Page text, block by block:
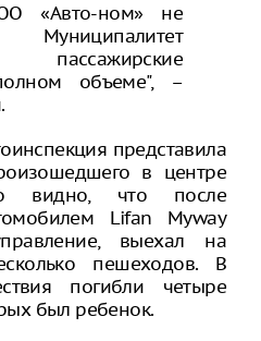
«Авто-ном» не
Муниципалитет
пассажирские
объеме", –
представила
в центре
видно, что после
Lifan Myway
выехал на
пешеходов. В
погибли четыре
был ребенок.